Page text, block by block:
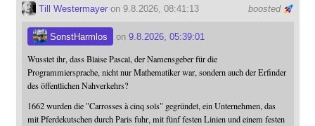
boosted
Till Westermayeron 9.8.2026, 08:41:13
SonstHarmlos on 9.8.2026, 05:39:01
Wusstet ihr, dass Blaise Pascal, der Namensgeber für die
Programmiersprache, nicht nur Mathematiker war, sondern auch der Erfinder
des öffentlichen Nahverkehrs?
1662 wurden die "Carrosses à cinq sols" gegründet, ein Unternehmen, das
mit Pferdekutschen durch Paris fuhr, mit fünf festen Linien und einem festen